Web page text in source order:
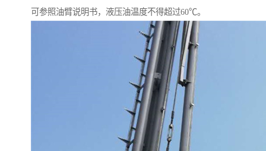
可参照油臂说明书，液压油温度不得超过60℃。